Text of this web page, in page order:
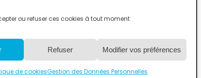
ou refuser ces cookies à tout moment.
Refuser Modifier vos préférences
de cookiesGestion des Données Personnelles
Plus (Neurologie)
Oncologie
Plus (Oncologie)